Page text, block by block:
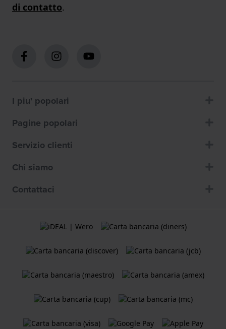
di contatto.
I piu' popolari
Pagine popolari
Servizio clienti
Chi siamo
Contattaci